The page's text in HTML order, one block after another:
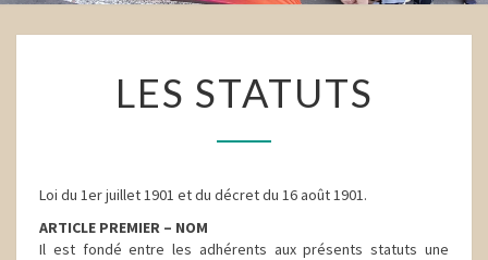
STATUTS
LES STATUTS
Loi du 1er juillet 1901 et du décret du 16 août 1901.
ARTICLE PREMIER – NOM
Il est fondé entre les adhérents aux présents statuts une